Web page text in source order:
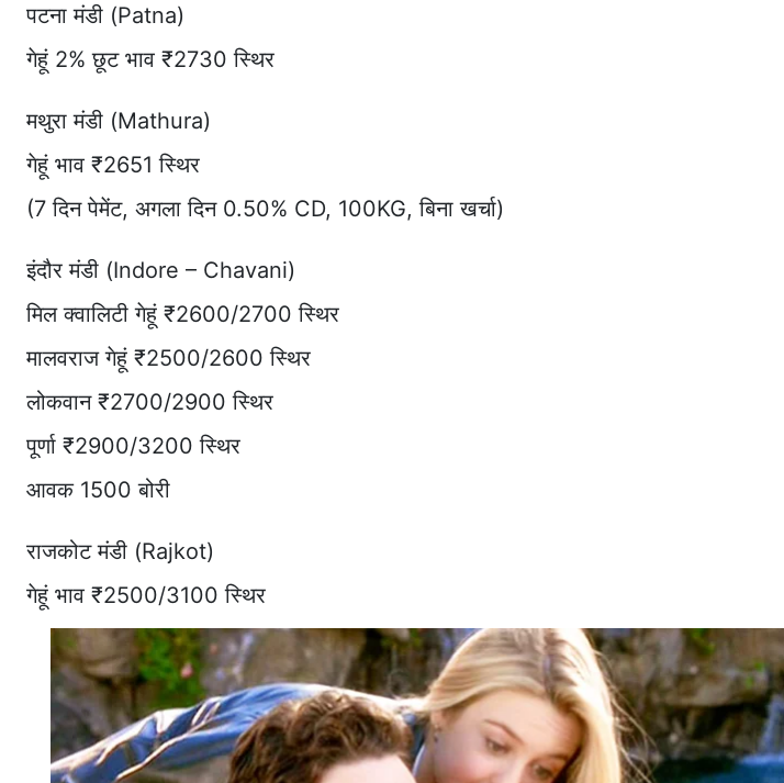
पटना मंडी (Patna)
गेहूं 2% छूट भाव ₹2730 स्थिर
मथुरा मंडी (Mathura)
गेहूं भाव ₹2651 स्थिर
(7 दिन पेमेंट, अगला दिन 0.50% CD, 100KG, बिना खर्चा)
इंदौर मंडी (Indore – Chavani)
मिल क्वालिटी गेहूं ₹2600/2700 स्थिर
मालवराज गेहूं ₹2500/2600 स्थिर
लोकवान ₹2700/2900 स्थिर
पूर्णा ₹2900/3200 स्थिर
आवक 1500 बोरी
राजकोट मंडी (Rajkot)
गेहूं भाव ₹2500/3100 स्थिर